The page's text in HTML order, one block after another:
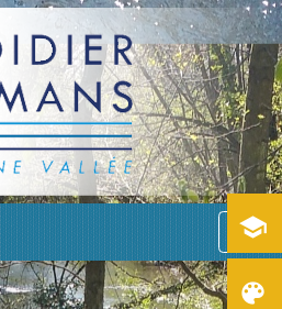
menu
school
color_lens